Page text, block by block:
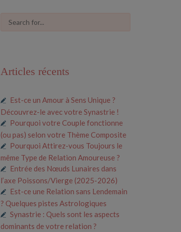
Articles récents
Est-ce un Amour à Sens Unique ?
Découvrez-le avec votre Synastrie !
Pourquoi votre Couple fonctionne
(ou pas) selon votre Thème Composite
Pourquoi Attirez-vous Toujours le
même Type de Relation Amoureuse ?
Entrée des Nœuds Lunaires dans
l’axe Poissons/Vierge (2025-2026)
Est-ce une Relation sans Lendemain
? Quelques pistes Astrologiques
Synastrie : Quels sont les aspects
dominants de votre relation ?